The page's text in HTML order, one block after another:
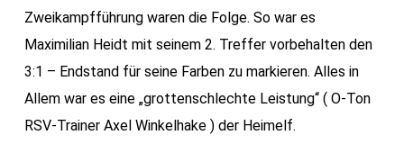
Zweikampfführung waren die Folge. So war es
Maximilian Heidt mit seinem 2. Treffer vorbehalten den
3:1 – Endstand für seine Farben zu markieren. Alles in
Allem war es eine „grottenschlechte Leistung“ ( O-Ton
RSV-Trainer Axel Winkelhake ) der Heimelf.